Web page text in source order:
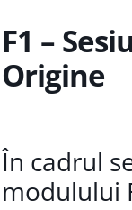
F1 –
Origine
În cadrul
modulului